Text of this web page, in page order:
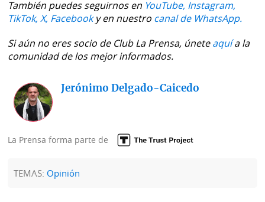
También puedes seguirnos en YouTube, Instagram,
TikTok, X, Facebooky en nuestro canal de WhatsApp.
Si aún no eres socio de Club La Prensa, úneteaquía la
comunidad de los mejor informados.
Jerónimo Delgado-Caicedo
La Prensa forma parte de
TEMAS: Opinión